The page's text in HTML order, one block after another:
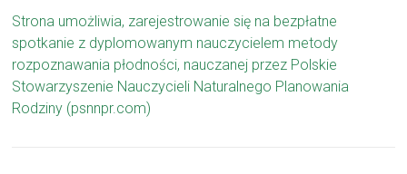
Strona umożliwia, zarejestrowanie się na bezpłatne
spotkanie z dyplomowanym nauczycielem metody
rozpoznawania płodności, nauczanej przez Polskie
Stowarzyszenie Nauczycieli Naturalnego Planowania
Rodziny (psnnpr.com)